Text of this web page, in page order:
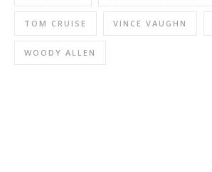
TOM CRUISE VINCE VAUGHN
WOODY ALLEN